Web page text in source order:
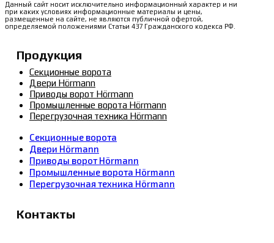
Данный сайт носит исключительно информационный характер и ни
при каких условиях информационные материалы и цены,
размещенные на сайте, не являются публичной офертой,
определяемой положениями Статьи 437 Гражданского кодекса РФ.
Продукция
Секционные ворота
Двери Hörmann
Приводы ворот Hörmann
Промышленные ворота Hörmann
Перегрузочная техника Hörmann
Секционные ворота
Двери Hörmann
Приводы ворот Hörmann
Промышленные ворота Hörmann
Перегрузочная техника Hörmann
Контакты